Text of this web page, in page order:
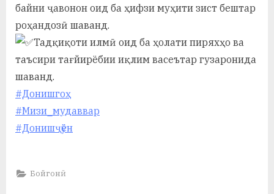
байни ҷавонон оид ба ҳифзи муҳити зист бештар
роҳандозӣ шаванд.
Тадқиқоти илмӣ оид ба ҳолати пиряхҳо ва
таъсири тағйирёбии иқлим васеътар гузаронида
шаванд.
#Донишгоҳ
#Мизи_мудаввар
#Донишҷӯён
Бойгонӣ